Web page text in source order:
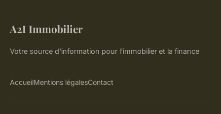
A2I Immobilier
Votre source d'information pour l'immobilier et la finance
AccueilMentions légalesContact